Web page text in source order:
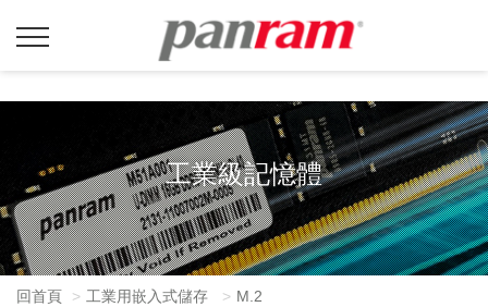
工業級記憶體
回首頁 工業用嵌入式儲存 M.2